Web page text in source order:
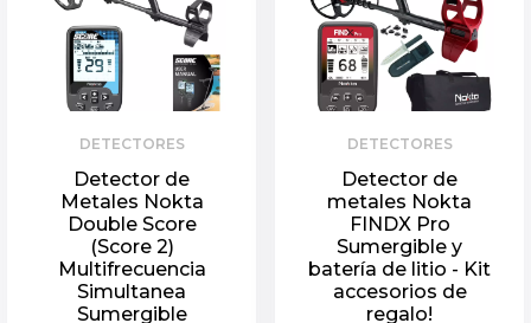
DETECTORES
Detector de
Metales Nokta
Double Score
(Score 2)
Multifrecuencia
Simultanea
Sumergible
DETECTORES
Detector de
metales Nokta
FINDX Pro
Sumergible y
batería de litio - Kit
accesorios de
regalo!